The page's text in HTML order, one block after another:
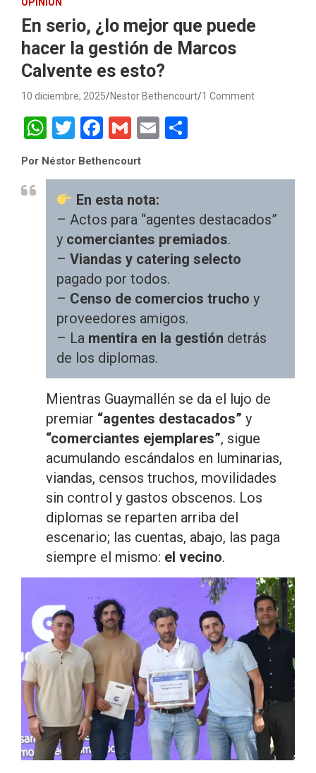
En serio, ¿lo mejor que puede
hacer la gestión de Marcos
Calvente es esto?
10 diciembre, 2025 Nestor Bethencourt 1 Comment
W
h
at
s
A
p
p
T
wi
tt
er
F
ce
b
o
o
k
G
m
ail
E
ail ar
Por Néstor Bethencourt
En esta nota:
– Actos para “agentes destacados”
y comerciantes premiados.
– Viandas y catering selecto
pagado por todos.
– Censo de comercios trucho y
proveedores amigos.
– La mentira en la gestión detrás
de los diplomas.
Mientras Guaymallén se da el lujo de
premiar “agentes destacados” y
“comerciantes ejemplares”, sigue
acumulando escándalos en luminarias,
viandas, censos truchos, movilidades
sin control y gastos obscenos. Los
diplomas se reparten arriba del
escenario; las cuentas, abajo, las paga
siempre el mismo: el vecino.